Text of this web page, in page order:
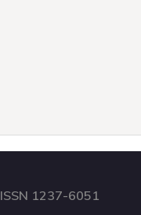
ISSN 1237-6051